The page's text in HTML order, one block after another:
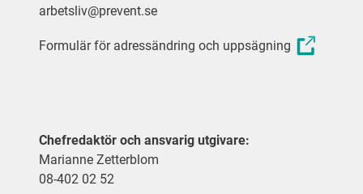
arbetsliv@prevent.se
Formulär för adressändring och uppsägning
Chefredaktör och ansvarig utgivare:
Marianne Zetterblom
08-402 02 52